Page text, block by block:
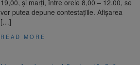
19,00, şi marţi, între orele 8,00 – 12,00, se
vor putea depune contestaţiile. Afişarea
[…]
READ MORE